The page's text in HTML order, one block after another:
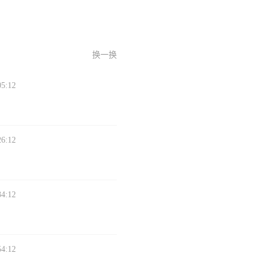
换一换